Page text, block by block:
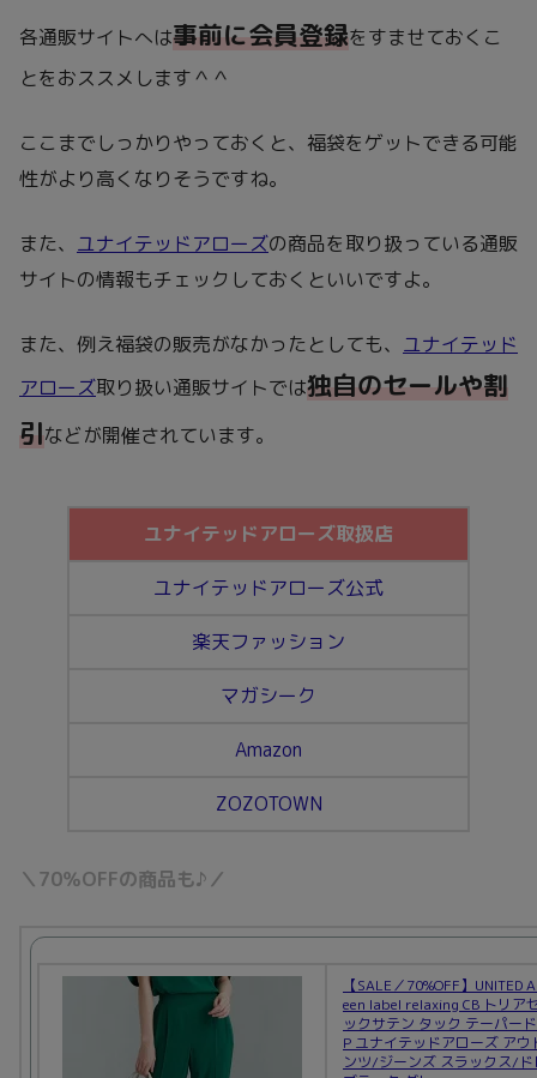
各通販サイトへは事前に会員登録をすませておくこ
とをおススメします＾＾
ここまでしっかりやっておくと、福袋をゲットできる可能
性がより高くなりそうですね。
また、 ユナイテッドアローズの商品を取り扱っている通販
サイトの情報もチェックしておくといいですよ。
また、例え福袋の販売がなかったとしても、 ユナイテッド
アローズ取り扱い通販サイトでは独自のセールや割
引などが開催されています。
ユナイテッドアローズ取扱店
ユナイテッドアローズ公式
楽天ファッション
マガシーク
Amazon
ZOZOTOWN
＼70％OFFの商品も♪／
【SALE／70%OFF】UNITED
een label relaxing CB トリア
ックサテン タック テーパー
P ユナイテッドアローズ アウ
ンツ/ジーンズ スラックス/